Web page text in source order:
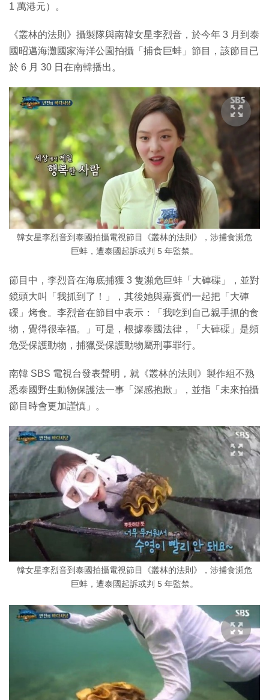
1 萬港元）。
《叢林的法則》攝製隊與南韓女星李烈音，於今年 3 月到泰
國昭邁海灘國家海洋公園拍攝「捕食巨蚌」節目，該節目已
於 6 月 30 日在南韓播出。
韓女星李烈音到泰國拍攝電視節目《叢林的法則》，涉捕食瀕危
巨蚌，遭泰國起訴或判 5 年監禁。
節目中，李烈音在海底捕獲 3 隻瀕危巨蚌「大硨磲」，並對
鏡頭大叫「我抓到了！」，其後她與嘉賓們一起把「大硨
磲」烤食。李烈音在節目中表示：「我吃到自己親手抓的食
物，覺得很幸福。」可是，根據泰國法律，「大硨磲」是頻
危受保護動物，捕獵受保護動物屬刑事罪行。
南韓 SBS 電視台發表聲明，就《叢林的法則》製作組不熟
悉泰國野生動物保護法一事「深感抱歉」，並指「未來拍攝
節目時會更加謹慎」。
韓女星李烈音到泰國拍攝電視節目《叢林的法則》，涉捕食瀕危
巨蚌，遭泰國起訴或判 5 年監禁。